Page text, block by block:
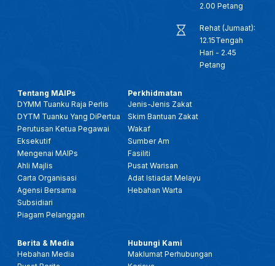
2.00 Petang
Rehat (Jumaat):
12.15Tengah
Hari - 2.45
Petang
Tentang MAIPs
DYMM Tuanku Raja Perlis
DYTM Tuanku Yang DiPertua
Perutusan Ketua Pegawai
Eksekutif
Mengenai MAIPs
Ahli Majlis
Carta Organisasi
Agensi Bersama
Subsidiari
Piagam Pelanggan
Perkhidmatan
Jenis-Jenis Zakat
Skim Bantuan Zakat
Wakaf
Sumber Am
Fasiliti
Pusat Warisan
Adat Istiadat Melayu
Hebahan Warta
Berita & Media
Hebahan Media
Hubungi Kami
Maklumat Perhubungan